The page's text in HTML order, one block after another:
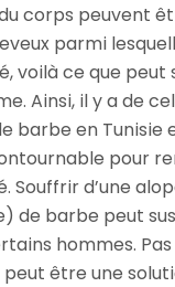
corps peuvent
parmi
voilà ce que peut
Ainsi, il y a de
barbe en Tunisie
pour
Souffrir d’une
de barbe peut
hommes.
être une